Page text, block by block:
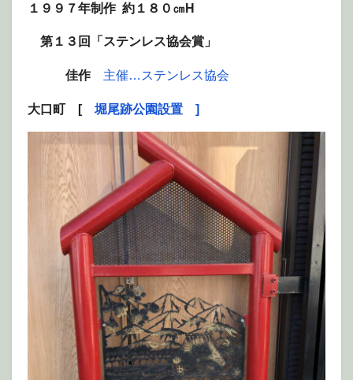
１９９７年制作 約１８０㎝H
第１３回「ステンレス協会賞」
佳作 主催…ステンレス協会
大口町 [ 堀尾跡公園設置 ]